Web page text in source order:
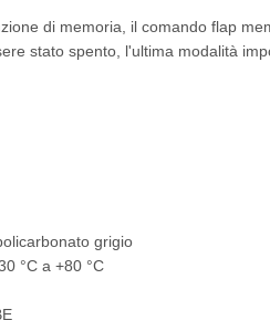
di memoria, il comando flap
stato spento, l'ultima modalità
grigio
°C a +80 °C